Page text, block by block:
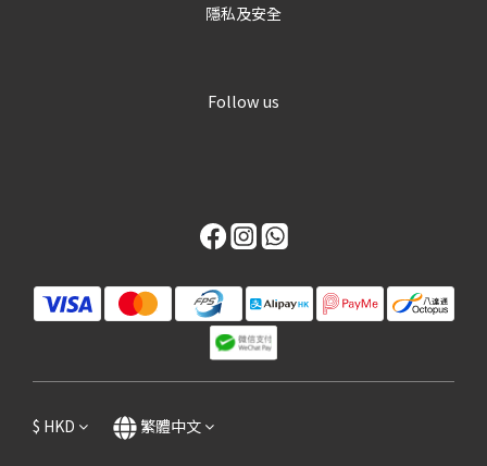
隱私及安全
Follow us
$ HKD 繁體中文